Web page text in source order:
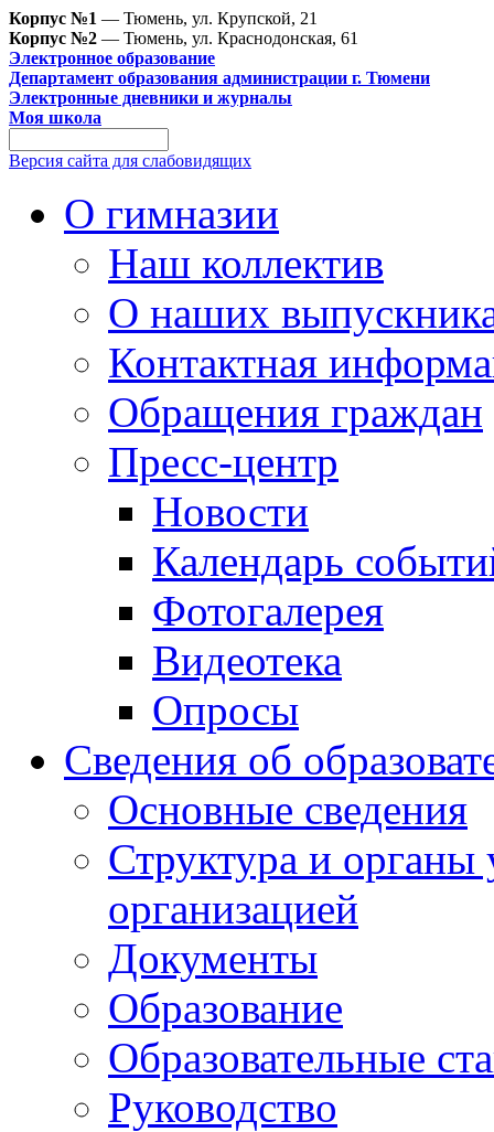
Корпус №1 — Тюмень, ул. Крупской, 21
Корпус №2 — Тюмень, ул. Краснодонская, 61
Электронное образование
Департамент образования администрации г. Тюмени
Электронные дневники и журналы
Моя школа
Версия сайта для слабовидящих
О гимназии
Наш коллектив
О наших
Контактная
Обращения граждан
Пресс-центр
Новости
Календарь
Фотогалерея
Видеотека
Опросы
Сведения об
Основные сведения
Структура и органы
организацией
Документы
Образование
Образовательные
Руководство